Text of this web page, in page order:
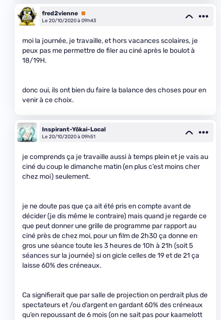
fred2vienne Premium
Le 20/10/2020 à 09h43
moi la journée, je travaille, et hors vacances scolaires, je
peux pas me permettre de filer au ciné après le boulot à
18/19H.
donc oui, ils ont bien du faire la balance des choses pour en
venir à ce choix.
Inspirant-Yōkai-Local
Le 20/10/2020 à 09h51
je comprends ça je travaille aussi à temps plein et je vais au
ciné du coup le dimanche matin (en plus c’est moins cher
chez moi) seulement.
je ne doute pas que ça ait été pris en compte avant de
décider (je dis même le contraire) mais quand je regarde ce
que peut donner une grille de programme par rapport au
ciné près de chez moi, pour un film de 2h30 ça donne en
gros une séance toute les 3 heures de 10h à 21h (soit 5
séances sur la journée) si on gicle celles de 19 et de 21 ça
laisse 60% des créneaux.
Ca signifierait que par salle de projection on perdrait plus de
spectateurs et /ou d’argent en gardant 60% des créneaux
qu’en repoussant de 6 mois (on ne sait pas pour kaamelott